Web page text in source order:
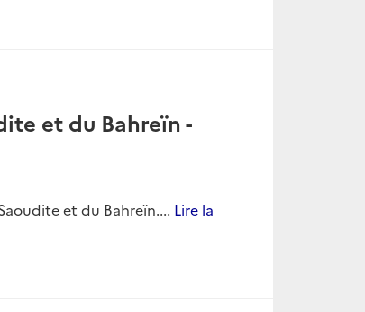
et du Bahreïn -
et du Bahreïn.... Lire la